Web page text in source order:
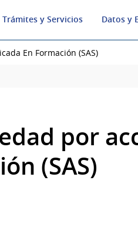
Trámites y Servicios Datos y
En Formación (SAS)
por
(SAS)